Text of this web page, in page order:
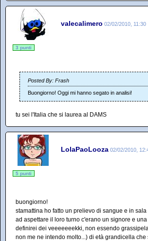
valecalimero 02/02/2010, 11:30
3 punti
Posted By: Frash
Buongiorno! Oggi mi hanno segato in analisi!
tu sei l'Italia che si laurea al DAMS
LolaPaoLooza 02/02/2010,
5 punti
buongiorno!
stamattina ho fatto un prelievo di sangue e in sala
ad aspettare il loro turno c'erano un signore e
definirei dei veeeeeeekki, non essendo
non me ne intendo molto...) di età grandicella che